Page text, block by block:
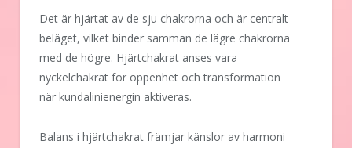
Det är hjärtat av de sju chakrorna och är centralt
beläget, vilket binder samman de lägre chakrorna
med de högre. Hjärtchakrat anses vara
nyckelchakrat för öppenhet och transformation
när kundalinienergin aktiveras.
Balans i hjärtchakrat främjar känslor av harmoni